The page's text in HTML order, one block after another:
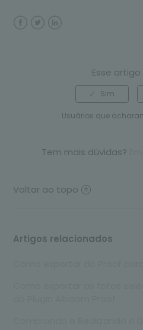
Esse
Usuários que
Tem mais dúvidas?
Voltar ao topo
Artigos relacionados